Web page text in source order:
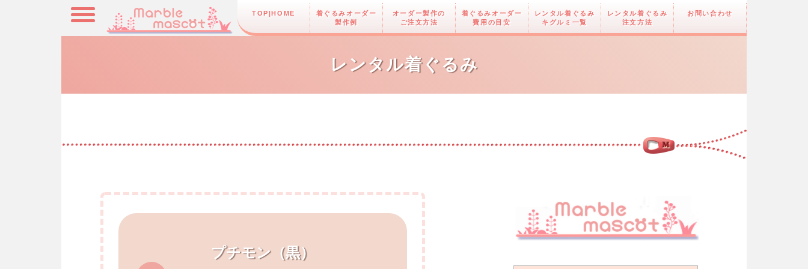
TOP|HOME
着ぐるみオーダー
製作例
オーダー製作の
ご注文方法
着ぐるみオーダー
費用の目安
レンタル着ぐるみ
キグルミ一覧
レンタル着ぐるみ
注文方法
お問い合わせ
レンタル着ぐるみ
プチモン（黒）